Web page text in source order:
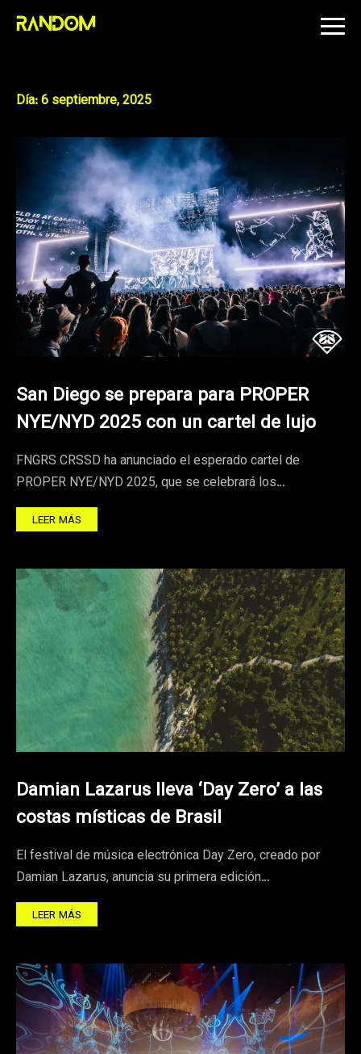
Skip
Día:6 septiembre, 2025
San Diego se prepara para PROPER
NYE/NYD 2025 con un cartel de lujo
FNGRS CRSSD ha anunciado el esperado cartel de
PROPER NYE/NYD 2025, que se celebrará los…
LEER MÁS
Damian Lazarus lleva ‘Day Zero’ a las
costas místicas de Brasil
El festival de música electrónica Day Zero, creado por
Damian Lazarus, anuncia su primera edición…
LEER MÁS